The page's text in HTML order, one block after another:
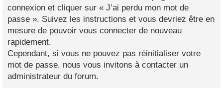
connexion et cliquer sur « J’ai perdu mon mot de
passe ». Suivez les instructions et vous devriez être en
mesure de pouvoir vous connecter de nouveau
rapidement.
Cependant, si vous ne pouvez pas réinitialiser votre
mot de passe, nous vous invitons à contacter un
administrateur du forum.